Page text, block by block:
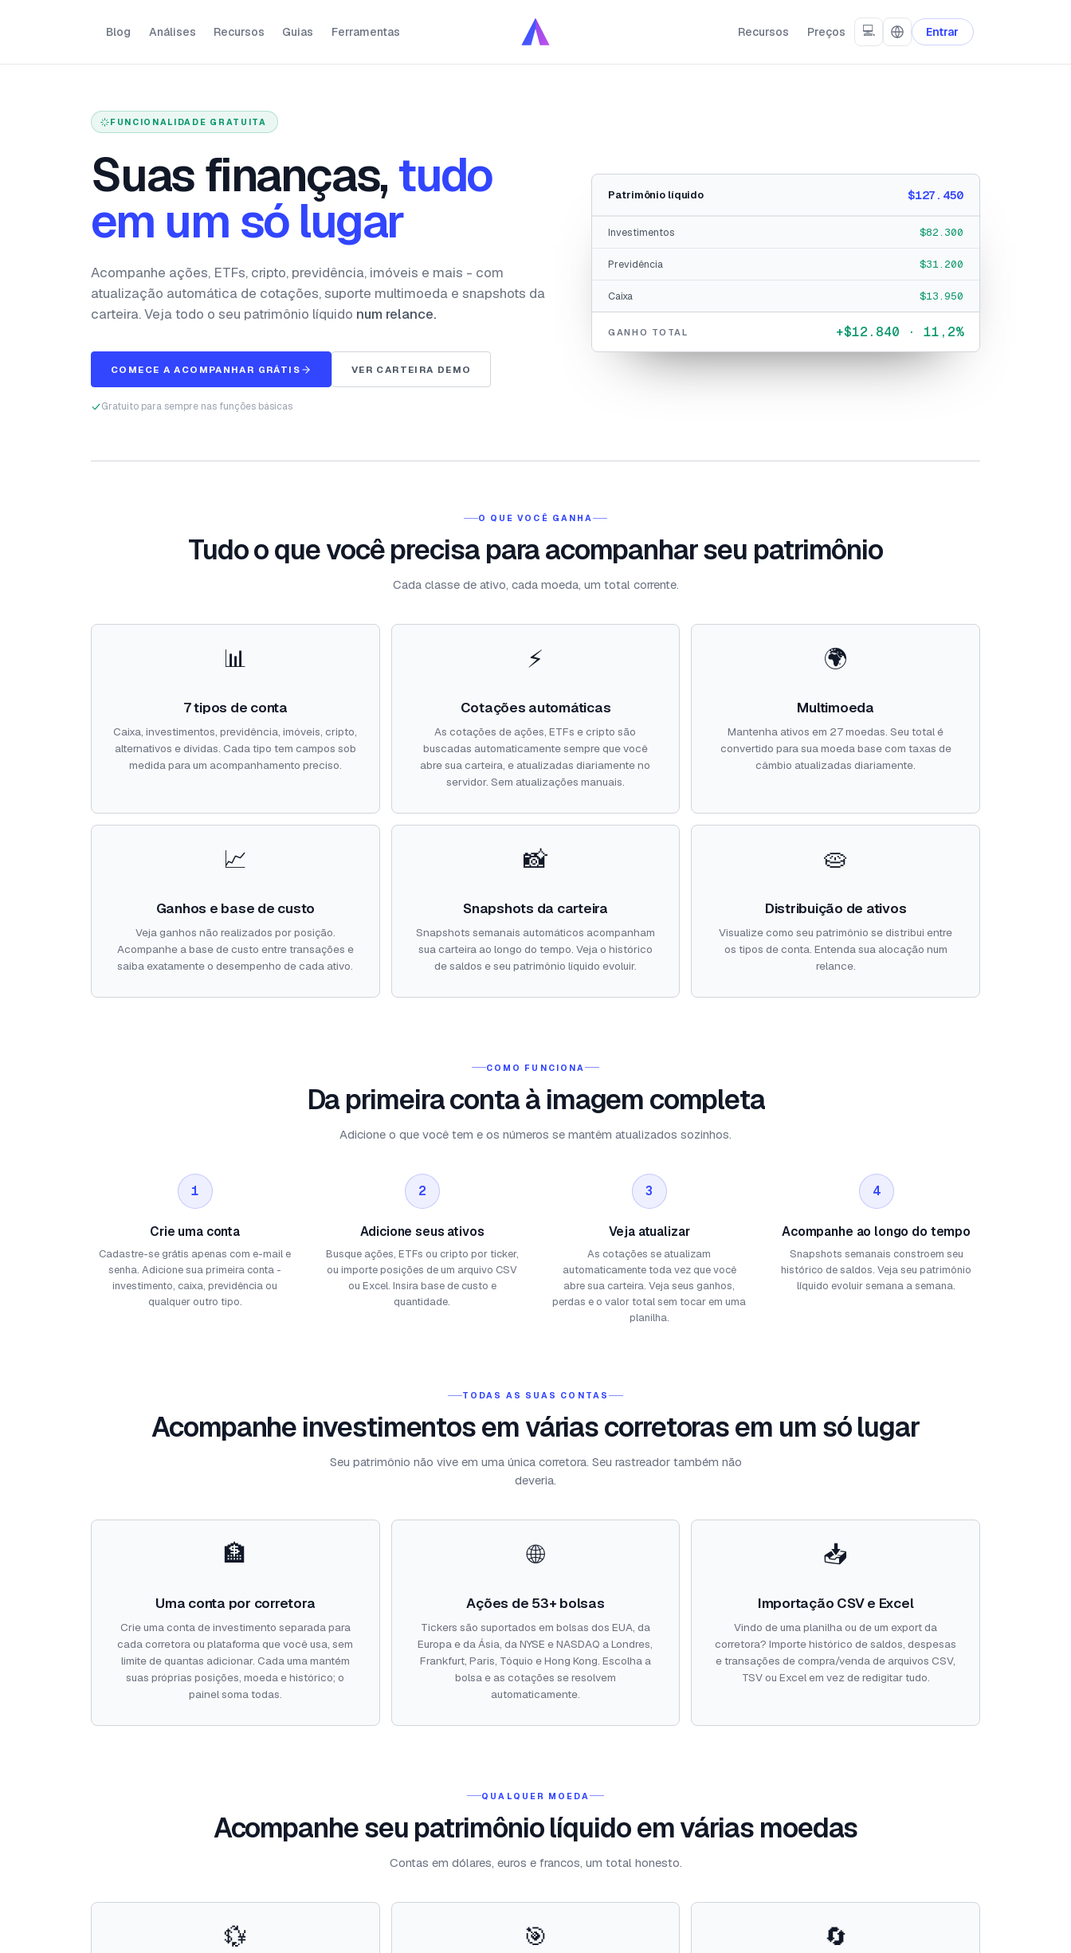
Blog Análises Recursos Guias Ferramentas Recursos Preços 💻 Entrar
FUNCIONALIDADE GRATUITA
Suas finanças, tudo
em um só lugar
Acompanhe ações, ETFs, cripto, previdência, imóveis e mais - com
atualização automática de cotações, suporte multimoeda e snapshots da
carteira. Veja todo o seu patrimônio líquido num relance.
COMECE A ACOMPANHAR GRÁTIS VER CARTEIRA DEMO
Gratuito para sempre nas funções básicas
Patrimônio líquido $127.450
Investimentos $82.300
Previdência $31.200
Caixa $13.950
GANHO TOTAL +$12.840 · 11,2%
O QUE VOCÊ GANHA
Tudo o que você precisa para acompanhar seu patrimônio
Cada classe de ativo, cada moeda, um total corrente.
📊
7 tipos de conta
Caixa, investimentos, previdência, imóveis, cripto,
alternativos e dívidas. Cada tipo tem campos sob
medida para um acompanhamento preciso.
⚡
Cotações automáticas
As cotações de ações, ETFs e cripto são
buscadas automaticamente sempre que você
abre sua carteira, e atualizadas diariamente no
servidor. Sem atualizações manuais.
🌍
Multimoeda
Mantenha ativos em 27 moedas. Seu total é
convertido para sua moeda base com taxas de
câmbio atualizadas diariamente.
📈
Ganhos e base de custo
Veja ganhos não realizados por posição.
Acompanhe a base de custo entre transações e
saiba exatamente o desempenho de cada ativo.
📸
Snapshots da carteira
Snapshots semanais automáticos acompanham
sua carteira ao longo do tempo. Veja o histórico
de saldos e seu patrimônio líquido evoluir.
🥧
Distribuição de ativos
Visualize como seu patrimônio se distribui entre
os tipos de conta. Entenda sua alocação num
relance.
COMO FUNCIONA
Da primeira conta à imagem completa
Adicione o que você tem e os números se mantêm atualizados sozinhos.
1
Crie uma conta
Cadastre-se grátis apenas com e-mail e
senha. Adicione sua primeira conta -
investimento, caixa, previdência ou
qualquer outro tipo.
2
Adicione seus ativos
Busque ações, ETFs ou cripto por ticker,
ou importe posições de um arquivo CSV
ou Excel. Insira base de custo e
quantidade.
3
Veja atualizar
As cotações se atualizam
automaticamente toda vez que você
abre sua carteira. Veja seus ganhos,
perdas e o valor total sem tocar em uma
planilha.
4
Acompanhe ao longo do tempo
Snapshots semanais constroem seu
histórico de saldos. Veja seu patrimônio
líquido evoluir semana a semana.
TODAS AS SUAS CONTAS
Acompanhe investimentos em várias corretoras em um só lugar
Seu patrimônio não vive em uma única corretora. Seu rastreador também não
deveria.
🏦
Uma conta por corretora
Crie uma conta de investimento separada para
cada corretora ou plataforma que você usa, sem
limite de quantas adicionar. Cada uma mantém
suas próprias posições, moeda e histórico; o
painel soma todas.
🌐
Ações de 53+ bolsas
Tickers são suportados em bolsas dos EUA, da
Europa e da Ásia, da NYSE e NASDAQ a Londres,
Frankfurt, Paris, Tóquio e Hong Kong. Escolha a
bolsa e as cotações se resolvem
automaticamente.
📥
Importação CSV e Excel
Vindo de uma planilha ou de um export da
corretora? Importe histórico de saldos, despesas
e transações de compra/venda de arquivos CSV,
TSV ou Excel em vez de redigitar tudo.
QUALQUER MOEDA
Acompanhe seu patrimônio líquido em várias moedas
Contas em dólares, euros e francos, um total honesto.
💱 🎯 🔄